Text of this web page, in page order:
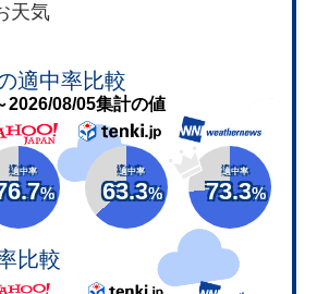
天気
適中率比較
08/05集計の値
適中率
%
適中率
63.3%
適中率
73.3%
比較